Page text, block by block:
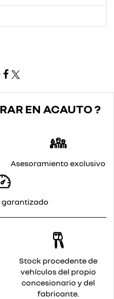
EN ACAUTO ?
Asesoramiento exclusivo
Stock procedente de
vehículos del propio
concesionario y del
fabricante.